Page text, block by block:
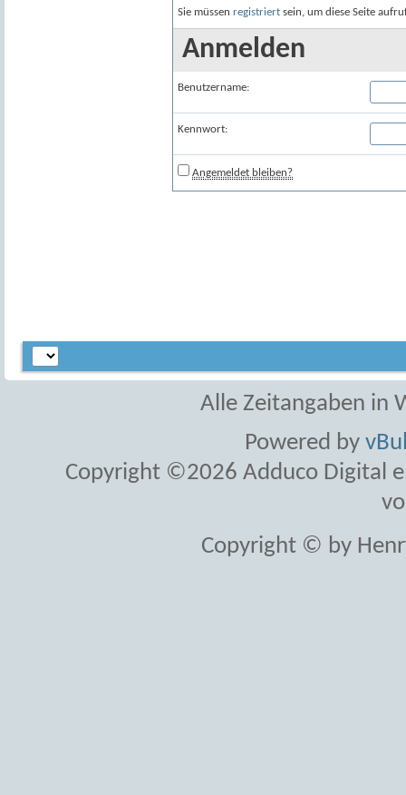
Sie müssen registriert sein, um diese Seite
Anmelden
Benutzername:
Kennwort:
Angemeldet bleiben?
Alle Zeitangaben in
Powered by
Copyright ©2026 Adduco Digital
Copyright © by